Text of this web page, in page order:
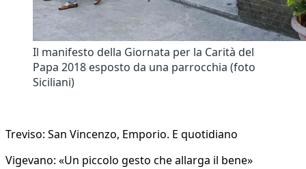
Il manifesto della Giornata per la Carità del
Papa 2018 esposto da una parrocchia (foto
Siciliani)
Treviso: San Vincenzo, Emporio. E quotidiano
Vigevano: «Un piccolo gesto che allarga il bene»